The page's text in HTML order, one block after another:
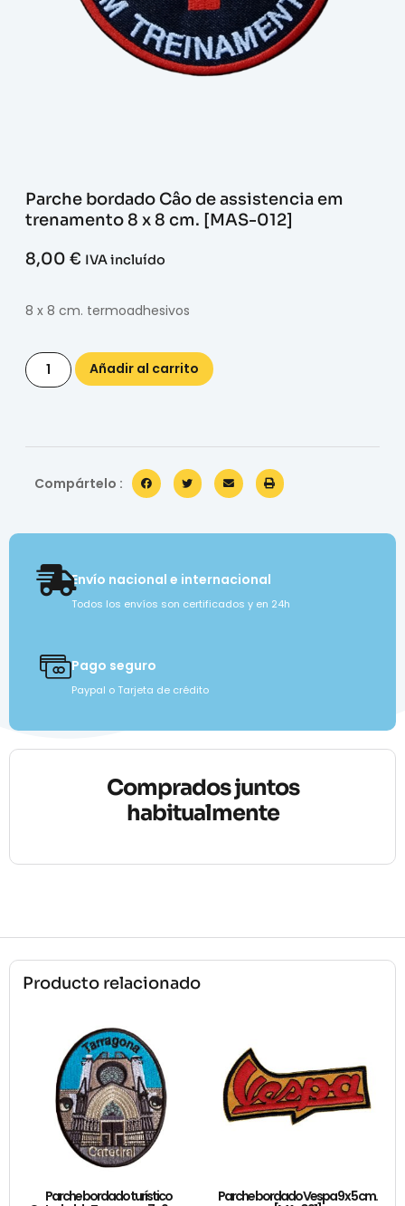
Parche bordado Câo de assistencia em
trenamento 8 x 8 cm. [MAS-012]
8,00 € IVA incluído
8 x 8 cm. termoadhesivos
Añadir al carrito
Compártelo :
Envío nacional e internacional
Todos los envíos son certificados y en 24h
Pago seguro
Paypal o Tarjeta de crédito
Comprados juntos
habitualmente
Producto relacionado
Parche bordado turístico Parche bordado Vespa 9 x 5 cm.